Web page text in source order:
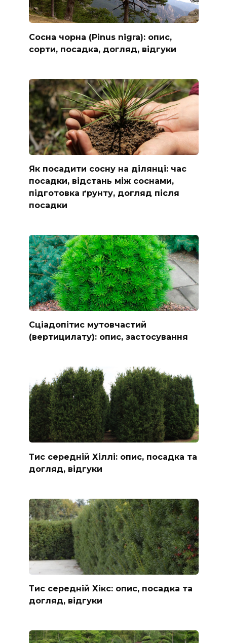
Сосна чорна (Pinus nigra): опис,
сорти, посадка, догляд, відгуки
Як посадити сосну на ділянці: час
посадки, відстань між соснами,
підготовка ґрунту, догляд після
посадки
Сціадопітис мутовчастий
(вертицилату): опис, застосування
Тис середній Хіллі: опис, посадка та
догляд, відгуки
Тис середній Хікс: опис, посадка та
догляд, відгуки